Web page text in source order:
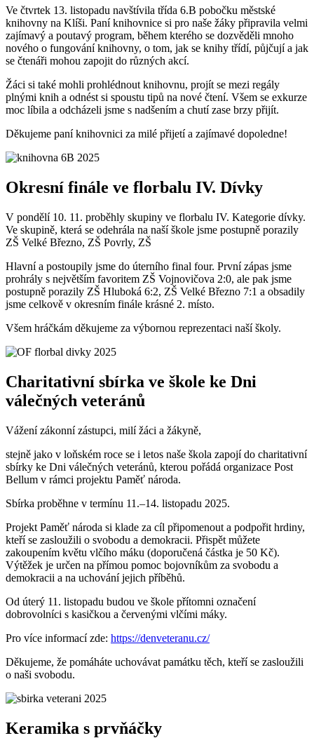
Ve čtvrtek 13. listopadu navštívila třída 6.B pobočku městské
knihovny na Klíši. Paní knihovnice si pro naše žáky připravila velmi
zajímavý a poutavý program, během kterého se dozvěděli mnoho
nového o fungování knihovny, o tom, jak se knihy třídí, půjčují a jak
se čtenáři mohou zapojit do různých akcí.
Žáci si také mohli prohlédnout knihovnu, projít se mezi regály
plnými knih a odnést si spoustu tipů na nové čtení. Všem se exkurze
moc líbila a odcházeli jsme s nadšením a chutí zase brzy přijít.
Děkujeme paní knihovnici za milé přijetí a zajímavé dopoledne!
Okresní finále ve florbalu IV. Dívky
V pondělí 10. 11. proběhly skupiny ve florbalu IV. Kategorie dívky.
Ve skupině, která se odehrála na naší škole jsme postupně porazily
ZŠ Velké Březno, ZŠ Povrly, ZŠ
Hlavní a postoupily jsme do úterního final four. První zápas jsme
prohrály s největším favoritem ZŠ Vojnovičova 2:0, ale pak jsme
postupně porazily ZŠ Hluboká 6:2, ZŠ Velké Březno 7:1 a obsadily
jsme celkově v okresním finále krásné 2. místo.
Všem hráčkám děkujeme za výbornou reprezentaci naší školy.
Charitativní sbírka ve škole ke Dni
válečných veteránů
Vážení zákonní zástupci, milí žáci a žákyně,
stejně jako v loňském roce se i letos naše škola zapojí do charitativní
sbírky ke Dni válečných veteránů, kterou pořádá organizace Post
Bellum v rámci projektu Paměť národa.
Sbírka proběhne v termínu 11.–14. listopadu 2025.
Projekt Paměť národa si klade za cíl připomenout a podpořit hrdiny,
kteří se zasloužili o svobodu a demokracii. Přispět můžete
zakoupením květu vlčího máku (doporučená částka je 50 Kč).
Výtěžek je určen na přímou pomoc bojovníkům za svobodu a
demokracii a na uchování jejich příběhů.
Od úterý 11. listopadu budou ve škole přítomni označení
dobrovolníci s kasičkou a červenými vlčími máky.
Pro více informací zde: https://denveteranu.cz/
Děkujeme, že pomáháte uchovávat památku těch, kteří se zasloužili
o naši svobodu.
Keramika s prvňáčky